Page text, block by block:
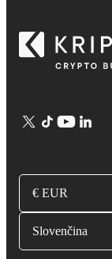
€ EUR
Slovenčina